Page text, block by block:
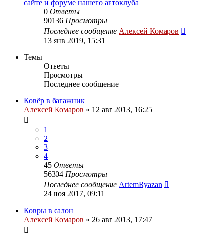
сайте и форуме нашего автоклуба
0 Ответы
90136 Просмотры
Последнее сообщение Алексей Комаров
13 янв 2019, 15:31
Темы
Ответы
Просмотры
Последнее сообщение
Ковёр в багажник
Алексей Комаров » 12 авг 2013, 16:25
1
2
3
4
45 Ответы
56304 Просмотры
Последнее сообщение ArtemRyazan
24 ноя 2017, 09:11
Ковры в салон
Алексей Комаров » 26 авг 2013, 17:47